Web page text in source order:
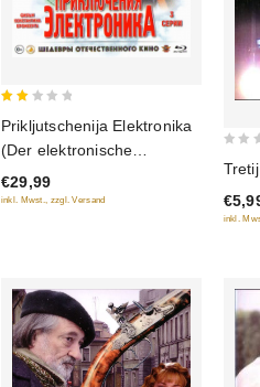
of
5
Prikljutschenija Elektronika
(Der elektronische
Doppelgänger) 3 serii (Blu-
Ray)
€29,99
inkl. Mwst., zzgl. Versand of
5
inkl.